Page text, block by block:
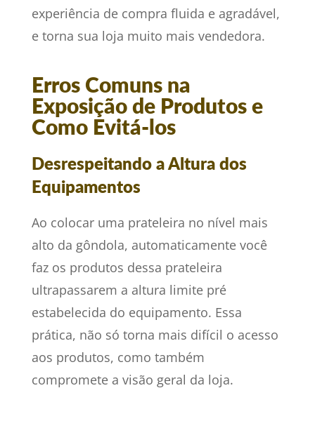
experiência de compra fluida e agradável,
e torna sua loja muito mais vendedora.
Erros Comuns na
Exposição de Produtos e
Como Evitá-los
Desrespeitando a Altura dos
Equipamentos
Ao colocar uma prateleira no nível mais
alto da gôndola, automaticamente você
faz os produtos dessa prateleira
ultrapassarem a altura limite pré
estabelecida do equipamento. Essa
prática, não só torna mais difícil o acesso
aos produtos, como também
compromete a visão geral da loja.